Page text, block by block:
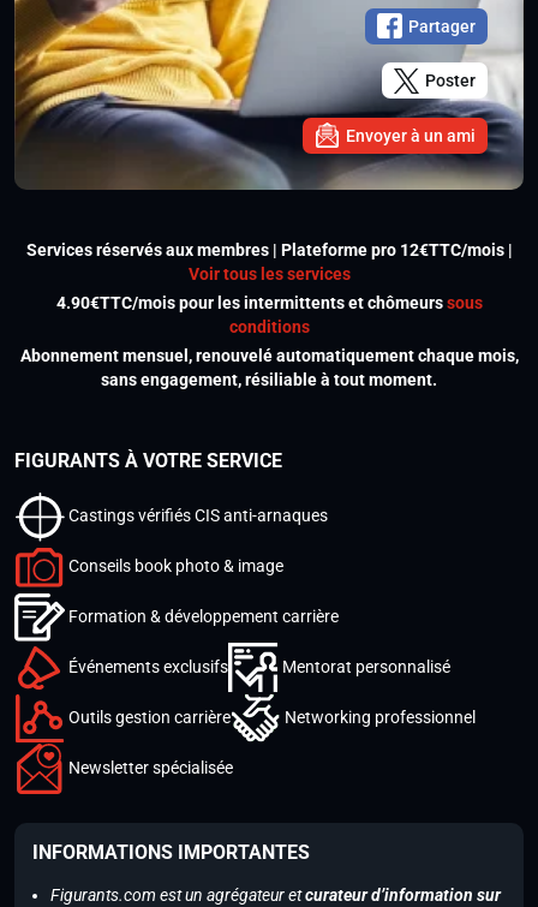
Partager
Poster
Envoyer à un ami
Services réservés aux membres | Plateforme pro 12€TTC/mois |
Voir tous les services
4.90€TTC/mois pour les intermittents et chômeurssous
conditions
Abonnement mensuel, renouvelé automatiquement chaque mois,
sans engagement, résiliable à tout moment.
FIGURANTS À VOTRE SERVICE
Castings vérifiés CIS anti-arnaques
Conseils book photo & image
Formation & développement carrière
Événements exclusifs Mentorat personnalisé
Outils gestion carrière Networking professionnel
Newsletter spécialisée
INFORMATIONS IMPORTANTES
Figurants.com est un agrégateur etcurateur d’information sur